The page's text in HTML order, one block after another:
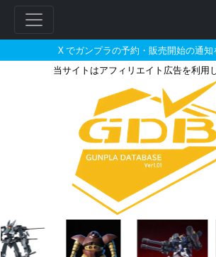
X でガンプラの予約・販売開始の通知
当サイトはアフィリエイト広告を利用
BB戦士 96 ガンダム
ー
ド
検